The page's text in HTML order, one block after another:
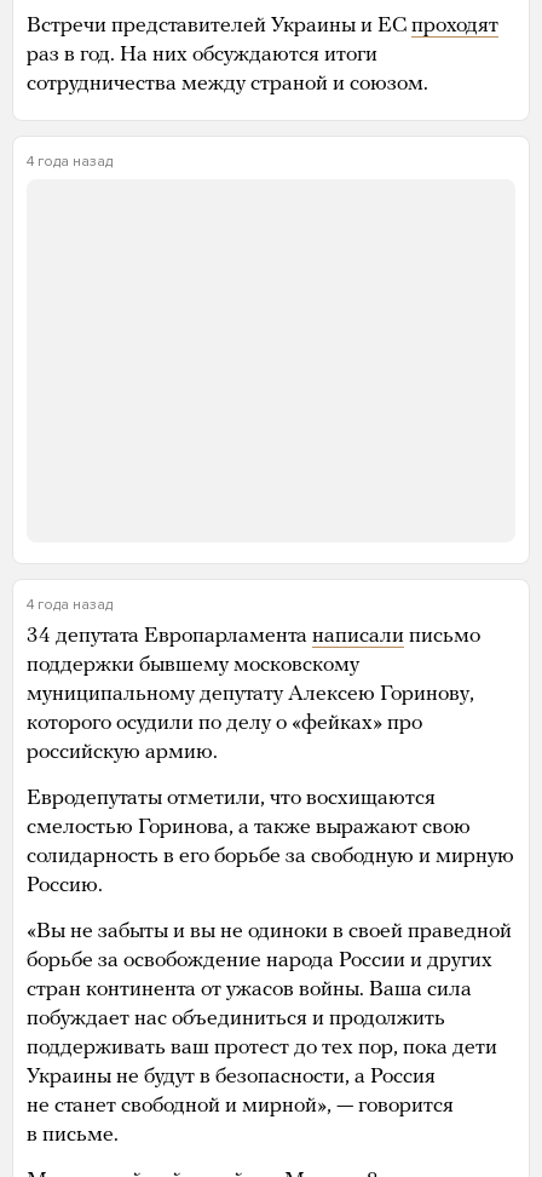
Встречи представителей Украины и ЕС проходят
раз в год. На них обсуждаются итоги
сотрудничества между страной и союзом.
4 года назад